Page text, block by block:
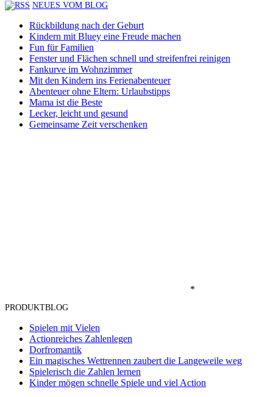
NEUES VOM BLOG
Rückbildung nach der Geburt
Kindern mit Bluey eine Freude machen
Fun für Familien
Fenster und Flächen schnell und streifenfrei reinigen
Fankurve im Wohnzimmer
Mit den Kindern ins Ferienabenteuer
Abenteuer ohne Eltern: Urlaubstipps
Mama ist die Beste
Lecker, leicht und gesund
Gemeinsame Zeit verschenken
*
PRODUKTBLOG
Spielen mit Vielen
Actionreiches Zahlenlegen
Dorfromantik
Ein magisches Wettrennen zaubert die Langeweile weg
Spielerisch die Zahlen lernen
Kinder mögen schnelle Spiele und viel Action